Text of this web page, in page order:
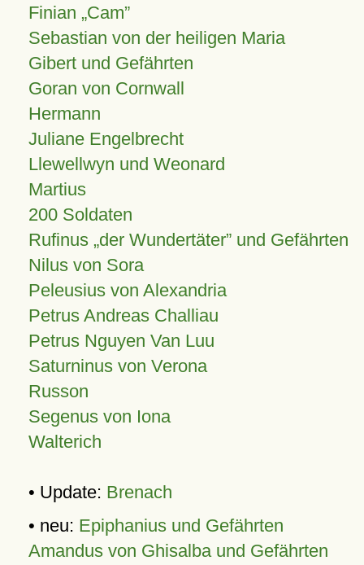
Finian Cam
Sebastian von der heiligen Maria
Gibert und Gefährten
Goran von Cornwall
Hermann
Juliane Engelbrecht
Llewellwyn und Weonard
Martius
200 Soldaten
Rufinus „der Wundertäter” und Gefährten
Nilus von Sora
Peleusius von Alexandria
Petrus Andreas Challiau
Petrus Nguyen Van Luu
Saturninus von Verona
Russon
Segenus von Iona
Walterich
• Update: Brenach
• neu: Epiphanius und Gefährten
Amandus von Ghisalba und Gefährten